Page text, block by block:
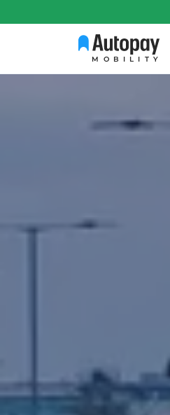
MOBILITY